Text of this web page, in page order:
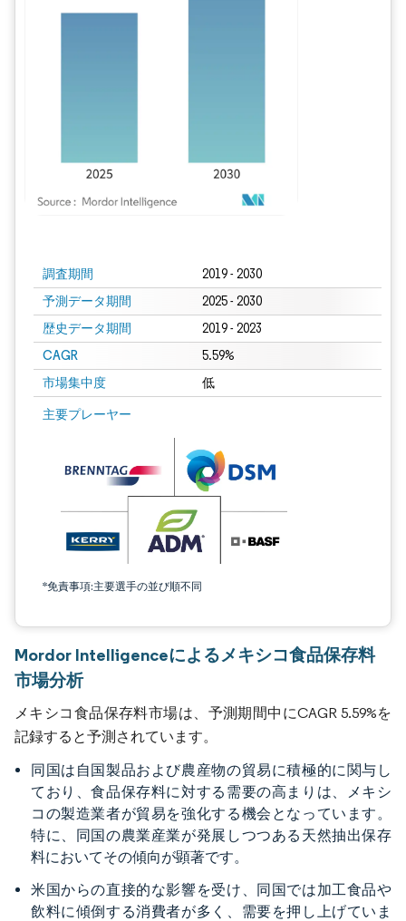
調査期間 2019 - 2030
予測データ期間 2025 - 2030
歴史データ期間 2019 - 2023
CAGR 5.59%
市場集中度 低
主要プレーヤー
*免責事項:主要選手の並び順不同
Mordor Intelligenceによるメキシコ食品保存料
市場分析
メキシコ食品保存料市場は、予測期間中にCAGR 5.59%を
記録すると予測されています。
同国は自国製品および農産物の貿易に積極的に関与し
ており、食品保存料に対する需要の高まりは、メキシ
コの製造業者が貿易を強化する機会となっています。
特に、同国の農業産業が発展しつつある天然抽出保存
料においてその傾向が顕著です。
米国からの直接的な影響を受け、同国では加工食品や
飲料に傾倒する消費者が多く、需要を押し上げていま